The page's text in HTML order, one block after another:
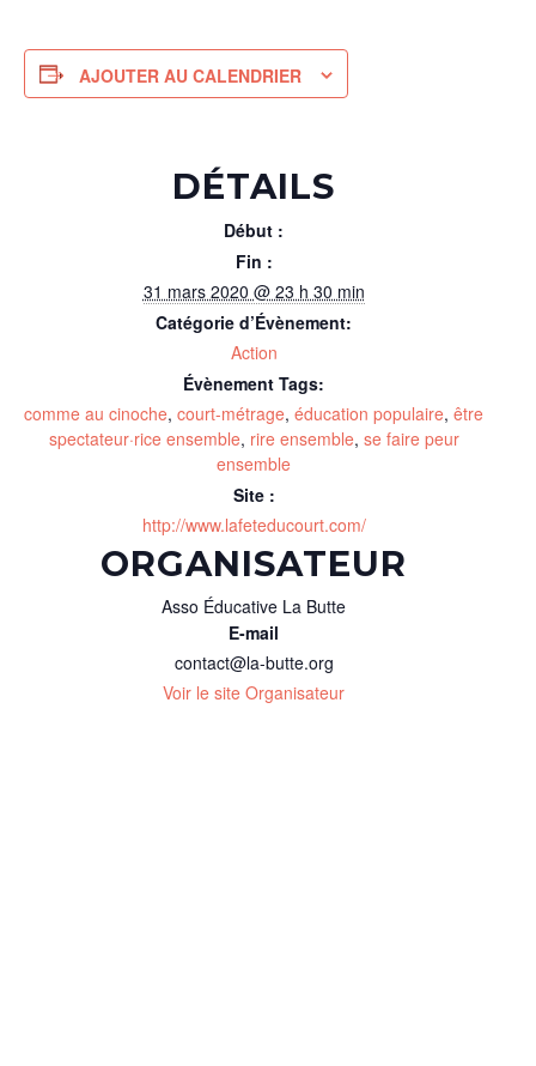
AJOUTER AU CALENDRIER
DÉTAILS
Début :
Fin :
31 mars 2020 @ 23 h 30 min
Catégorie d’Évènement:
Action
Évènement Tags:
comme au cinoche, court-métrage, éducation populaire, être
spectateur·rice ensemble, rire ensemble, se faire peur
ensemble
Site :
http://www.lafeteducourt.com/
ORGANISATEUR
Asso Éducative La Butte
E-mail
contact@la-butte.org
Voir le site Organisateur